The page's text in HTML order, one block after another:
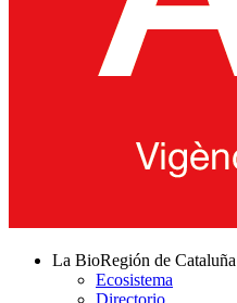
La BioRegión de Cataluña
Ecosistema